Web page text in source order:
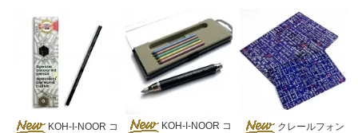
KOH-I-NOOR コ
KOH-I-NOOR コ
クレールフォン